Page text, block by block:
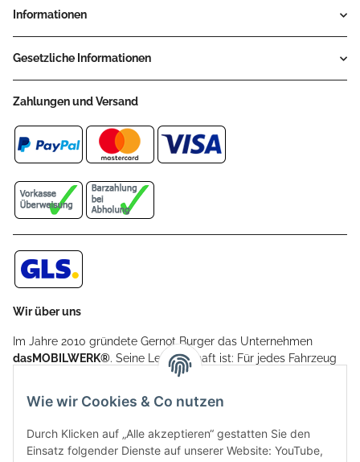
Informationen
Gesetzliche Informationen
Zahlungen und Versand
Wir über uns
Im Jahre 2010 gründete Gernot Burger das Unternehmen
dasMOBILWERK®. Seine Leidenschaft ist: Für jedes Fahrzeug
ein Car Cover anzubieten - passgenau und individuell.
Aufgrund der vielen positiven Kundenrückmeldungen kamen
weitere Produkte, wie Reifenschuhe, Hardtopständer hinzu.
Seine Reifenschoner werden in Deutschland produziert und
sind mit hochwertigen Techniken und Materialien gefertigt.
Wie wir Cookies & Co nutzen
Durch Klicken auf „Alle akzeptieren“ gestatten Sie den
Einsatz folgender Dienste auf unserer Website: YouTube,